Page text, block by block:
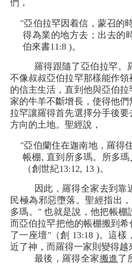
們，
"亞伯拉罕因着信，蒙召的
得為業的地方去；出去的
伯來書11:8 )。
羅得跟隨了亞伯拉罕。
不像叔叔亞伯拉罕那樣能作
的信主生活，直到他與亞伯
家的牛羊不斷增長，使得他
拉罕讓羅得首先選擇分手後
方向的土地。聖經說，
"亞伯蘭住在迦南地，羅得
帳棚, 直到所多瑪。所多
（創世紀13:12, 13 )。
因此，羅得全家去到靠
民極為邪惡墮落。聖經指出
多瑪。" 也就是說，他把帳棚
而亞伯拉罕把他的帳棚搬到
了一座壇"（創 13:18 )。這
近了神，而羅得一家則變得越
最後，羅得全家搬進了